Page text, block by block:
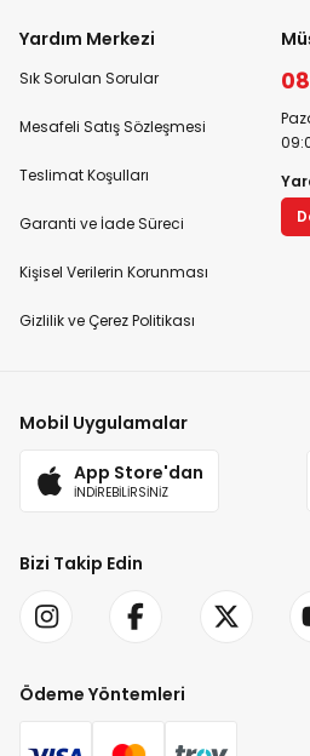
Yardım Merkezi
Sık Sorulan Sorular
Mesafeli Satış Sözleşmesi
Teslimat Koşulları
Garanti ve İade Süreci
Kişisel Verilerin Korunması
Gizlilik ve Çerez Politikası
Mobil Uygulamalar
App Store'dan
İNDİREBİLİRSİNİZ
Bizi Takip Edin
Ödeme Yöntemleri